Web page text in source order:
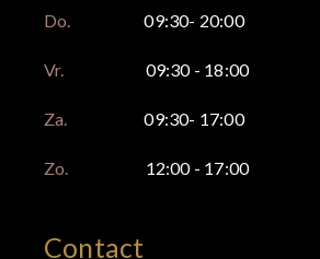
Do. 09:30- 20:00
Vr. 09:30 - 18:00
Za. 09:30- 17:00
Zo. 12:00 - 17:00
Contact